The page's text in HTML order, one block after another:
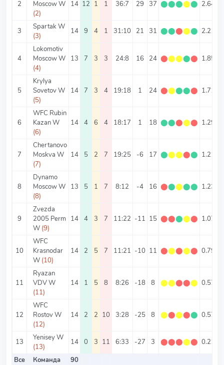
2
Moscow W
(2)
14 12 1 1 36:7 29 37 ⬤⬤⬤⬤⬤ 2.64
3
Spartak W
(3)
14 9 4 1 31:10 21 31 ⬤⬤⬤⬤⬤ 2.21
4
Lokomotiv
Moscow W
(4)
13 7 3 3 24:8 16 24 ⬤⬤⬤⬤⬤ 1.85
5
Krylya
Sovetov W
(5)
14 7 3 4 19:18 1 24 ⬤⬤⬤⬤⬤ 1.71
6
WFC Rubin
Kazan W
(6)
14 4 6 4 18:17 1 18 ⬤⬤⬤⬤⬤ 1.29
7
Chertanovo
Moskva W
(7)
14 5 2 7 19:25 -6 17 ⬤⬤⬤⬤⬤ 1.21
8
Dynamo
Moscow W
(8)
13 5 1 7 8:12 -4 16 ⬤⬤⬤⬤⬤ 1.23
9
Zvezda
2005 Perm
W (9)
14 4 3 7 11:22 -11 15 ⬤⬤⬤⬤⬤ 1.07
10
WFC
Krasnodar
W (10)
14 2 5 7 11:21 -10 11 ⬤⬤⬤⬤⬤ 0.79
11
Ryazan
VDV W
(11)
14 1 5 8 8:26 -18 8 ⬤⬤⬤⬤⬤ 0.57
12
WFC
Rostov W
(12)
14 2 2 10 3:28 -25 8 ⬤⬤⬤⬤⬤ 0.57
13
Yenisey W
(13)
14 0 3 11 6:33 -27 3 ⬤⬤⬤⬤⬤ 0.21
Все
Команда 90